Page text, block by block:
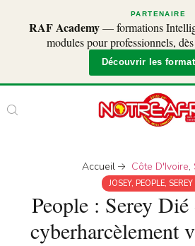
PARTENAIRE
RAF Academy— formations
modules pour professionnels,
Découvrir les
Accueil Côte D'Ivoire,
JOSEY, PEOPLE,
People : Serey
cyberharcèlement